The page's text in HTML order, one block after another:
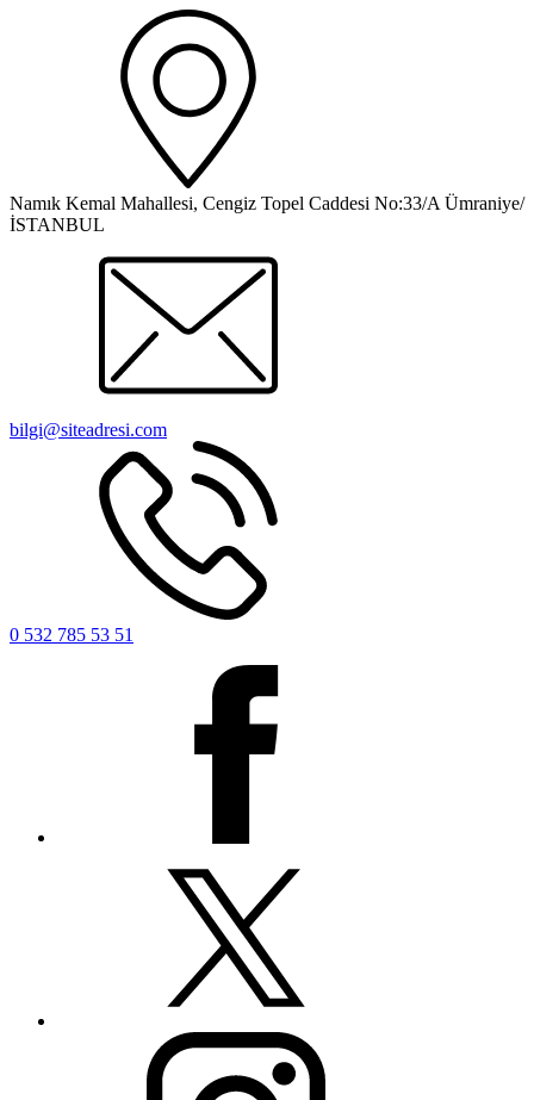
Namık Kemal Mahallesi, Cengiz Topel Caddesi No:33/A Ümraniye/
İSTANBUL
bilgi@siteadresi.com
0 532 785 53 51